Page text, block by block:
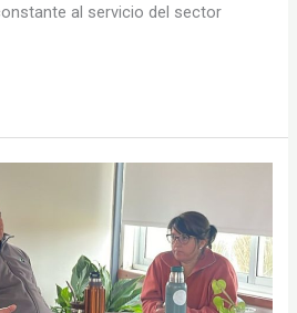
al servicio del sector